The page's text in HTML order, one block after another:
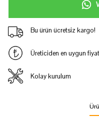
Bu ürün ücretsiz kargo!
Üreticiden en uygun
Kolay kurulum